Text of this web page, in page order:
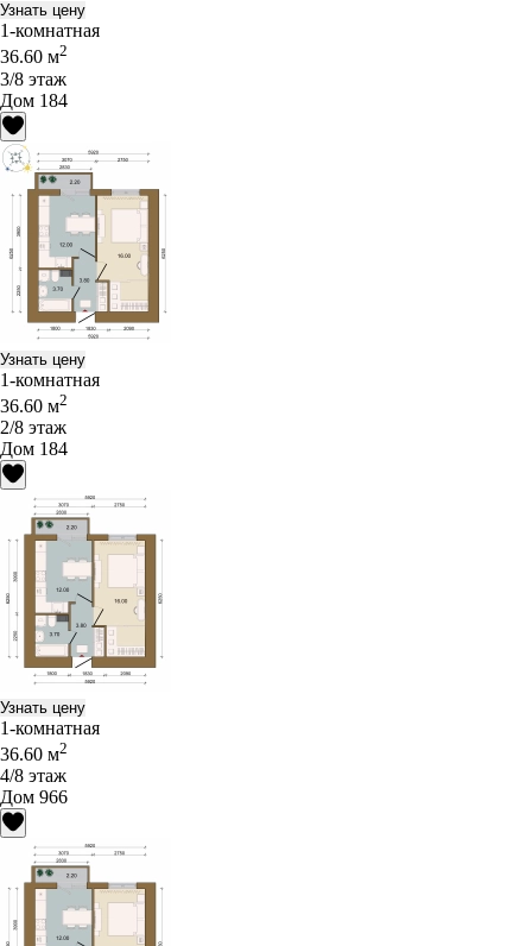
Узнать цену
1-комнатная
36.60 м2
3/8 этаж
Дом 184
Узнать цену
1-комнатная
36.60 м2
2/8 этаж
Дом 184
Узнать цену
1-комнатная
36.60 м2
4/8 этаж
Дом 966